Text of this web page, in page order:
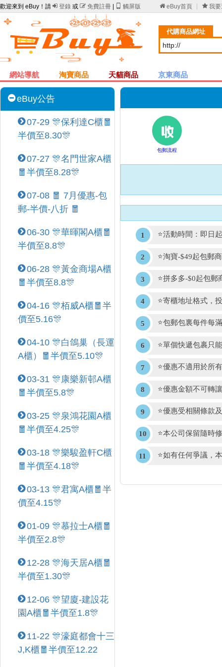
歡迎來到 eBuy！請  登錄 或  免費註冊 觸屏版 eBuy首頁  我
代購商品網址
網站導航 淘寶商品 天貓商品 京東商品
eBuy公告
07-29 🎊保利達C櫃🧧
半價至8.30🎊
07-27 🎊名門世家A櫃
🧧半價至8.28🎊
07-08 🧧 7月優惠-包
郵-半價-八折 🧧
06-30 🎊華暉閣A櫃🧧
半價至8.8🎊
06-28 🎊黃金商場A櫃
🧧半價至8.8🎊
04-16 🎊栢威A櫃🧧半
價至5.16🎊
04-10 🎊白鴿巢（長運
A櫃）🧧半價至5.10🎊
03-31 🎊康樂新邨A櫃
🧧半價至5.8🎊
03-25 🎊泉鴻花園A櫃
🧧半價至4.25🎊
03-18 🎊樂駿盈軒C櫃
🧧半價至4.18🎊
03-13 🎊君寓A櫃🧧半
價至4.15🎊
01-09 🎊慕拉士A櫃🧧
半價至2.8🎊
12-28 🎊海天居A櫃🧧
半價至1.30🎊
12-06 🎊望廈-建設花
園A櫃🧧半價至1.8🎊
11-22 🎊濠庭都會十三
J,K櫃🧧半價至12.22
包郵流程
⭐活動時間：即日
⭐淘寶-$49起包郵
⭐拼多多-$0起包
⭐寄櫃地址格式，
⭐包郵包裏每件每
⭐單個快遞包裹只
⭐優惠不適用於所
⭐優惠金額不可轉
⭐優惠受相關條款
⭐本公司保留隨時
⭐如有任何爭議，